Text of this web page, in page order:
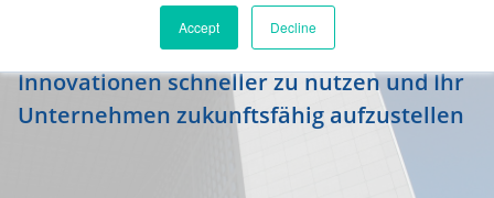
Accept Decline
Transformieren Sie Ihre SAP-Landschaft,
um Ihre Wettbewerbsfähigkeit zu stärken,
Innovationen schneller zu nutzen und Ihr
Unternehmen zukunftsfähig aufzustellen